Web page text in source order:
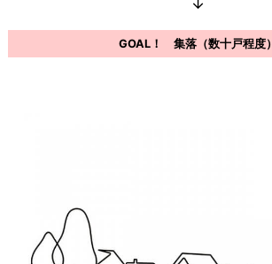
GOAL！ 集落（数十戸程度）